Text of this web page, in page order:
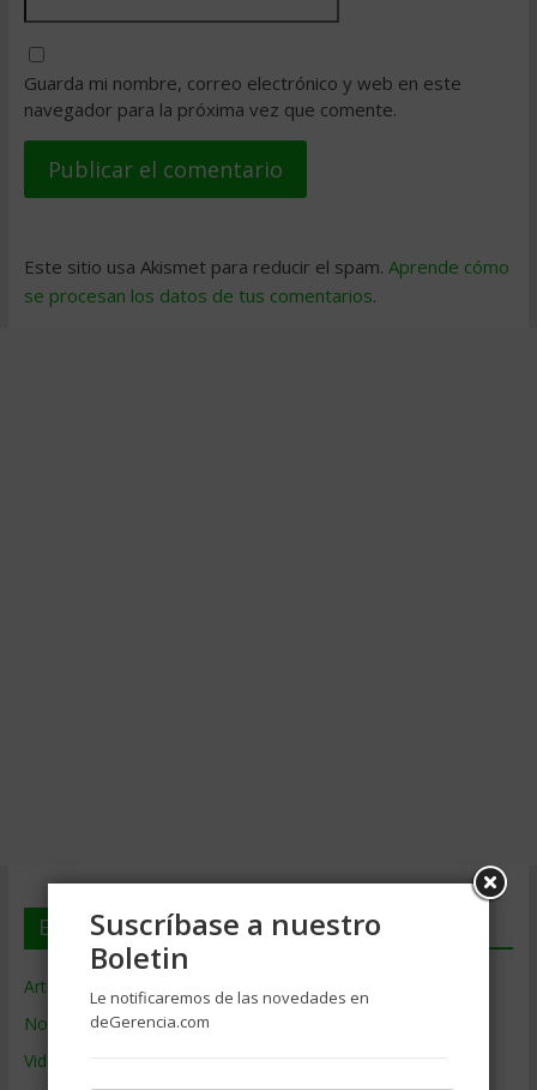
Guarda mi nombre, correo electrónico y web en este
navegador para la próxima vez que comente.
Este sitio usa Akismet para reducir el spam. Aprende cómo
se procesan los datos de tus comentarios.
En deGerencia.com
Artículos de Gerencia
Noticias de Gerencia
Videos de Gerencia
Suscríbase a nuestro
Boletin
Le notificaremos de las novedades en
deGerencia.com